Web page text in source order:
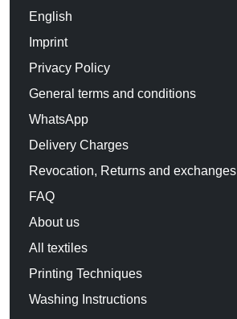
English
Imprint
Privacy Policy
General terms and conditions
WhatsApp
Delivery Charges
Revocation, Returns and exchanges
FAQ
About us
All textiles
Printing Techniques
Washing Instructions